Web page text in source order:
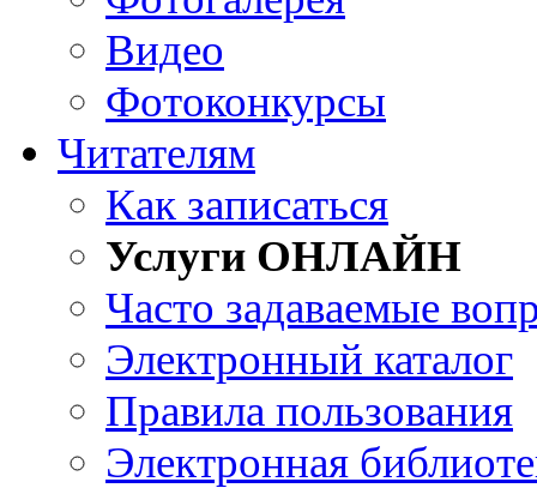
Видео
Фотоконкурсы
Читателям
Как записаться
Услуги ОНЛАЙН
Часто задаваемые
Электронный каталог
Правила пользования
Электронная